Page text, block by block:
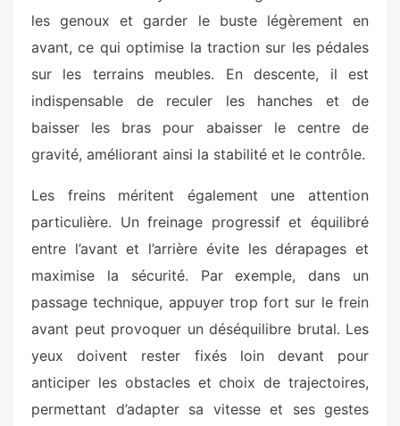
les genoux et garder le buste légèrement en
avant, ce qui optimise la traction sur les pédales
sur les terrains meubles. En descente, il est
indispensable de reculer les hanches et de
baisser les bras pour abaisser le centre de
gravité, améliorant ainsi la stabilité et le contrôle.
Les freins méritent également une attention
particulière. Un freinage progressif et équilibré
entre l’avant et l’arrière évite les dérapages et
maximise la sécurité. Par exemple, dans un
passage technique, appuyer trop fort sur le frein
avant peut provoquer un déséquilibre brutal. Les
yeux doivent rester fixés loin devant pour
anticiper les obstacles et choix de trajectoires,
permettant d’adapter sa vitesse et ses gestes